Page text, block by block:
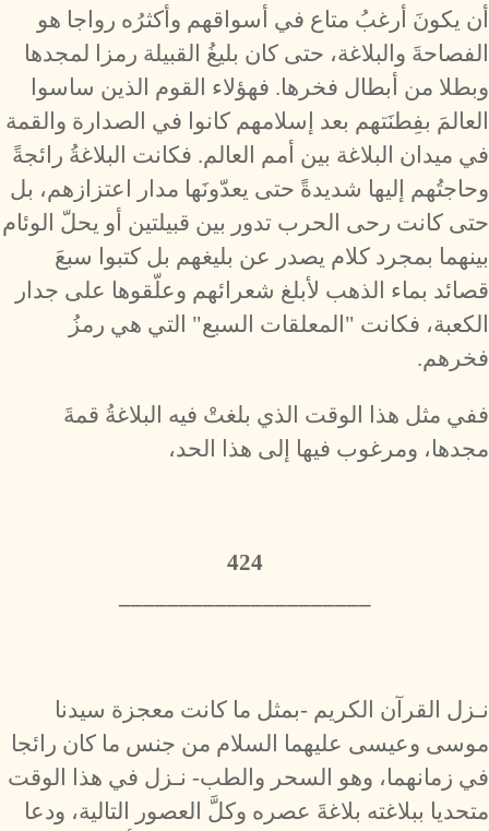
أن يكونَ أرغبُ متاع في أسواقهم وأكثرُه رواجا هو
الفصاحةَ والبلاغة، حتى كان بليغُ القبيلة رمزا لمجدها
وبطلا من أبطال فخرها. فهؤلاء القوم الذين ساسوا
العالمَ بفِطنَتهم بعد إسلامهم كانوا في الصدارة والقمة
في ميدان البلاغة بين أمم العالم. فكانت البلاغةُ رائجةً
وحاجتُهم إليها شديدةً حتى يعدّونَها مدار اعتزازهم، بل
حتى كانت رحى الحرب تدور بين قبيلتين أو يحلّ الوئام
بينهما بمجرد كلام يصدر عن بليغهم بل كتبوا سبعَ
قصائد بماء الذهب لأبلغ شعرائهم وعلّقوها على جدار
الكعبة، فكانت "المعلقات السبع" التي هي رمزُ
فخرهم.
ففي مثل هذا الوقت الذي بلغتْ فيه البلاغةُ قمةَ
مجدها، ومرغوب فيها إلى هذا الحد،
424
نـزل القرآن الكريم -بمثل ما كانت معجزة سيدنا
موسى وعيسى عليهما السلام من جنس ما كان رائجا
في زمانهما، وهو السحر والطب- نـزل في هذا الوقت
متحديا ببلاغته بلاغةَ عصره وكلَّ العصور التالية، ودعا